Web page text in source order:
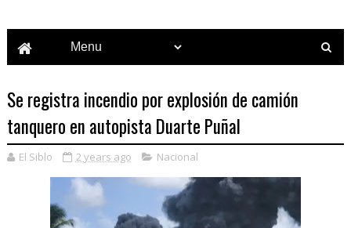
Se registra incendio por explosión de camión
tanquero en autopista Duarte Puñal
El Siblo 2 years ago Nacional